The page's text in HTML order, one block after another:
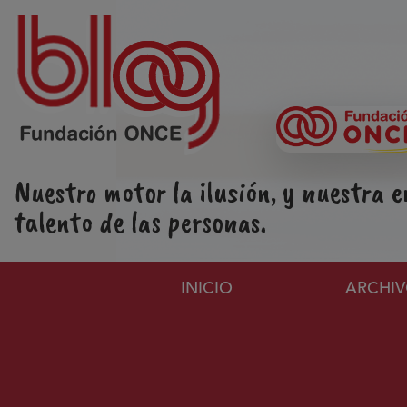
Pasar al contenido principal
Nuestro motor la ilusión, y nuestra
talento de las personas.
Navegación
INICIO